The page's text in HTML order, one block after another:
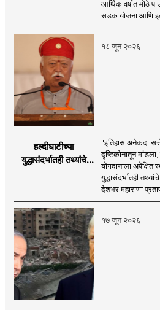
लक्ष्य!
आर्थिक वर्षात मोठे
सडक योजना आणि
१८ जून २०२६
हल्दीघाटीच्या
युद्धासंदर्भातही तथ्यांचे
मोहनजी भागवत
"इतिहास अनेकदा
दृष्टिकोनातून
योगदानाला अपेक्षित
युद्धासंदर्भातही
देशभर महाराणा
१७ जून २०२६